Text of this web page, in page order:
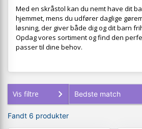
Med en skråstol kan du nemt have dit
hjemmet, mens du udfører daglige
løsning, der giver både dig og dit barn
Opdag vores sortiment og find den
passer til dine behov.
Vis filtre
Fandt 6 produkter